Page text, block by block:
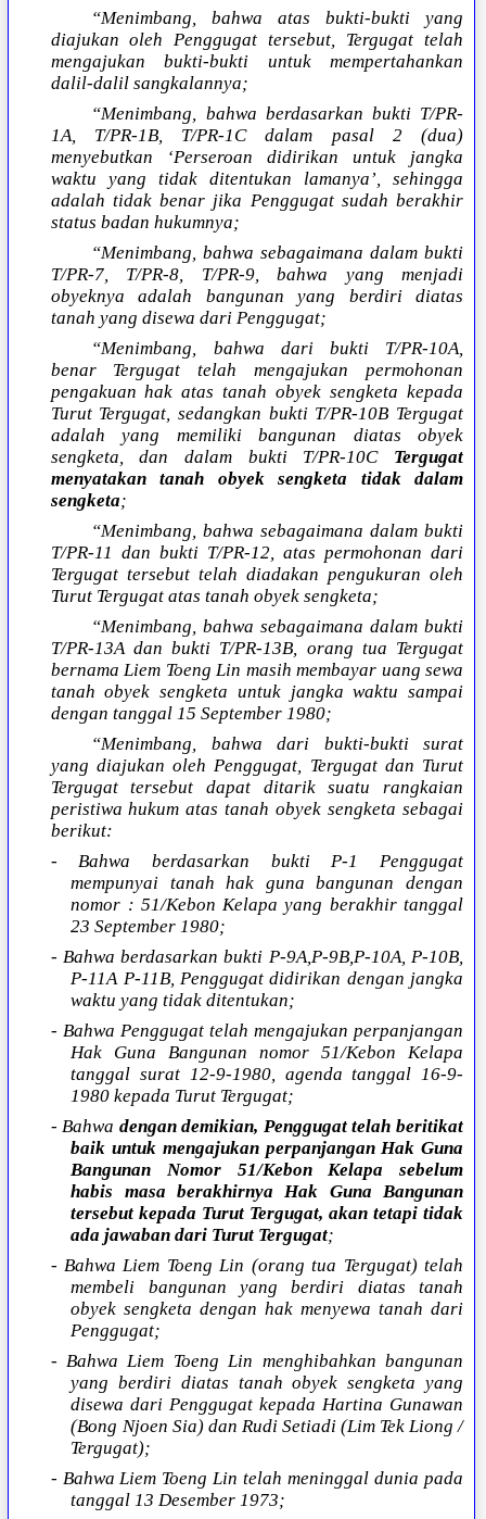
“Menimbang, bahwa atas bukti-bukti yang
diajukan oleh Penggugat tersebut, Tergugat telah
mengajukan bukti-bukti untuk mempertahankan
dalil-dalil sangkalannya;
“Menimbang, bahwa berdasarkan bukti T/PR-
1A, T/PR-1B, T/PR-1C dalam pasal 2 (dua)
menyebutkan ‘Perseroan didirikan untuk jangka
waktu yang tidak ditentukan lamanya’, sehingga
adalah tidak benar jika Penggugat sudah berakhir
status badan hukumnya;
“Menimbang, bahwa sebagaimana dalam bukti
T/PR-7, T/PR-8, T/PR-9, bahwa yang menjadi
obyeknya adalah bangunan yang berdiri diatas
tanah yang disewa dari Penggugat;
“Menimbang, bahwa dari bukti T/PR-10A,
benar Tergugat telah mengajukan permohonan
pengakuan hak atas tanah obyek sengketa kepada
Turut Tergugat, sedangkan bukti T/PR-10B Tergugat
adalah yang memiliki bangunan diatas obyek
sengketa, dan dalam bukti T/PR-10C Tergugat
menyatakan tanah obyek sengketa tidak dalam
sengketa;
“Menimbang, bahwa sebagaimana dalam bukti
T/PR-11 dan bukti T/PR-12, atas permohonan dari
Tergugat tersebut telah diadakan pengukuran oleh
Turut Tergugat atas tanah obyek sengketa;
“Menimbang, bahwa sebagaimana dalam bukti
T/PR-13A dan bukti T/PR-13B, orang tua Tergugat
bernama Liem Toeng Lin masih membayar uang sewa
tanah obyek sengketa untuk jangka waktu sampai
dengan tanggal 15 September 1980;
“Menimbang, bahwa dari bukti-bukti surat
yang diajukan oleh Penggugat, Tergugat dan Turut
Tergugat tersebut dapat ditarik suatu rangkaian
peristiwa hukum atas tanah obyek sengketa sebagai
berikut:
- Bahwa berdasarkan bukti P-1 Penggugat
mempunyai tanah hak guna bangunan dengan
nomor : 51/Kebon Kelapa yang berakhir tanggal
23 September 1980;
- Bahwa berdasarkan bukti P-9A,P-9B,P-10A, P-10B,
P-11A P-11B, Penggugat didirikan dengan jangka
waktu yang tidak ditentukan;
- Bahwa Penggugat telah mengajukan perpanjangan
Hak Guna Bangunan nomor 51/Kebon Kelapa
tanggal surat 12-9-1980, agenda tanggal 16-9-
1980 kepada Turut Tergugat;
- Bahwa dengan demikian, Penggugat telah beritikat
baik untuk mengajukan perpanjangan Hak Guna
Bangunan Nomor 51/Kebon Kelapa sebelum
habis masa berakhirnya Hak Guna Bangunan
tersebut kepada Turut Tergugat, akan tetapi tidak
ada jawaban dari Turut Tergugat;
- Bahwa Liem Toeng Lin (orang tua Tergugat) telah
membeli bangunan yang berdiri diatas tanah
obyek sengketa dengan hak menyewa tanah dari
Penggugat;
- Bahwa Liem Toeng Lin menghibahkan bangunan
yang berdiri diatas tanah obyek sengketa yang
disewa dari Penggugat kepada Hartina Gunawan
(Bong Njoen Sia) dan Rudi Setiadi (Lim Tek Liong /
Tergugat);
- Bahwa Liem Toeng Lin telah meninggal dunia pada
tanggal 13 Desember 1973;